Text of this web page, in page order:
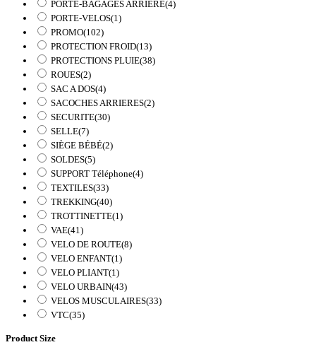
PORTE-BAGAGES ARRIERE(4)
PORTE-VELOS(1)
PROMO(102)
PROTECTION FROID(13)
PROTECTIONS PLUIE(38)
ROUES(2)
SAC A DOS(4)
SACOCHES ARRIERES(2)
SECURITE(30)
SELLE(7)
SIÈGE BÉBÉ(2)
SOLDES(5)
SUPPORT Téléphone(4)
TEXTILES(33)
TREKKING(40)
TROTTINETTE(1)
VAE(41)
VELO DE ROUTE(8)
VELO ENFANT(1)
VELO PLIANT(1)
VELO URBAIN(43)
VELOS MUSCULAIRES(33)
VTC(35)
Product Size